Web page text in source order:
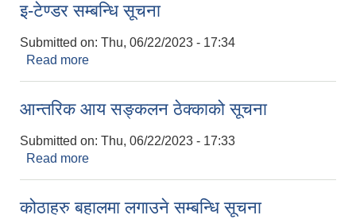
इ-टेण्डर सम्बन्धि सूचना
Submitted on: Thu, 06/22/2023 - 17:34
Read more
आन्तरिक आय सङ्कलन ठेक्काको सूचना
Submitted on: Thu, 06/22/2023 - 17:33
Read more
कोठाहरु बहालमा लगाउने सम्बन्धि सूचना